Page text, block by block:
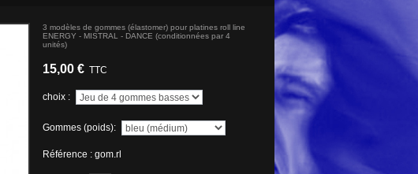
3 modèles de gommes (élastomer) pour platines roll line
ENERGY - MISTRAL - DANCE (conditionnées par 4
unités)
15,00 € TTC
choix :
Gommes (poids):
Référence : gom.rl